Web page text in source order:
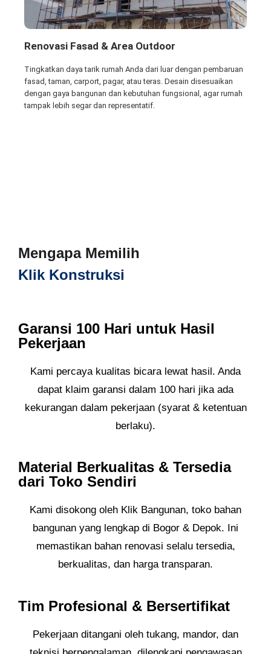
Renovasi Fasad & Area Outdoor
Tingkatkan daya tarik rumah Anda dari luar dengan pembaruan
fasad, taman, carport, pagar, atau teras. Desain disesuaikan
dengan gaya bangunan dan kebutuhan fungsional, agar rumah
tampak lebih segar dan representatif.
Mengapa Memilih
Klik Konstruksi
Garansi 100 Hari untuk Hasil
Pekerjaan
Kami percaya kualitas bicara lewat hasil. Anda
dapat klaim garansi dalam 100 hari jika ada
kekurangan dalam pekerjaan (syarat & ketentuan
berlaku).
Material Berkualitas & Tersedia
dari Toko Sendiri
Kami disokong oleh Klik Bangunan, toko bahan
bangunan yang lengkap di Bogor & Depok. Ini
memastikan bahan renovasi selalu tersedia,
berkualitas, dan harga transparan.
Tim Profesional & Bersertifikat
Pekerjaan ditangani oleh tukang, mandor, dan